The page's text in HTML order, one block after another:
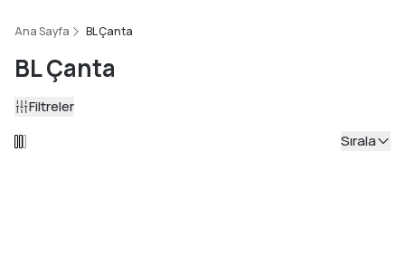
Ana Sayfa BL Çanta
BL Çanta
Filtreler
Sırala